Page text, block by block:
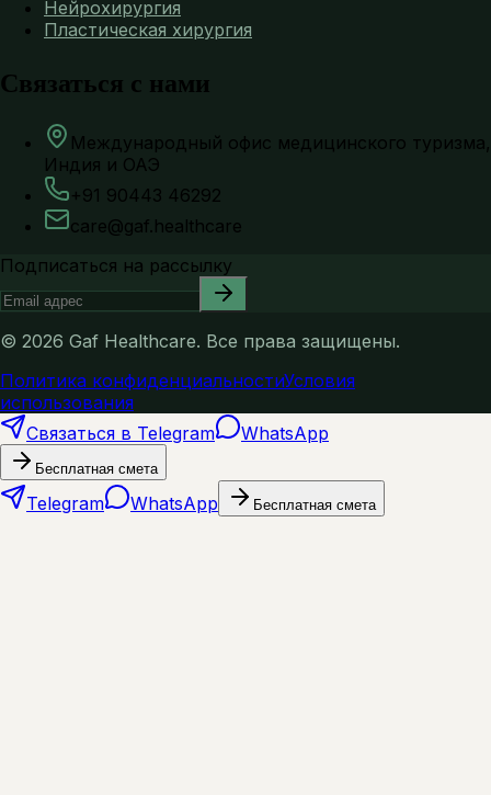
Нейрохирургия
Пластическая хирургия
Связаться с нами
Международный офис медицинского туризма,
Индия и ОАЭ
+91 90443 46292
care@gaf.healthcare
Подписаться на рассылку
© 2026 Gaf Healthcare. Все права защищены.
Политика конфиденциальностиУсловия
использования
Связаться в Telegram
WhatsApp
Бесплатная смета
Telegram WhatsApp Бесплатная смета